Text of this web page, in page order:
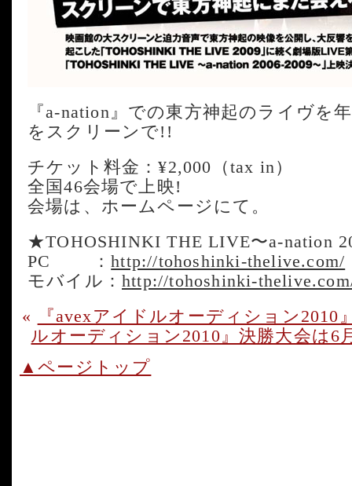
『a-nation』での東方神起のライヴを
をスクリーンで!!
チケット料金：¥2,000（tax in）
全国46会場で上映!
会場は、ホームページにて。
★TOHOSHINKI THE LIVE〜a-nation
PC ：http://tohoshinki-thelive.com/
モバイル： http://tohoshinki-
«
『avexアイドルオーディション2010
ルオーディション2010』決勝大会は6
▲ページトップ